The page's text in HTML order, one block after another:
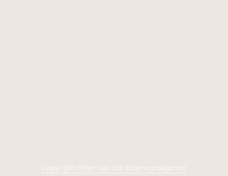
Copyright Peter van Son Interieurobjecten